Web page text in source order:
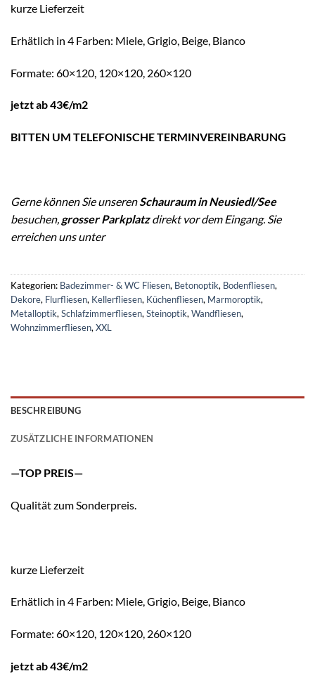
kurze Lieferzeit
Erhätlich in 4 Farben: Miele, Grigio, Beige, Bianco
Formate: 60×120, 120×120, 260×120
jetzt ab 43€/m2
BITTEN UM TELEFONISCHE TERMINVEREINBARUNG
Gerne können Sie unserenSchauraum in Neusiedl/See
besuchen, grosser Parkplatzdirekt vor dem Eingang. Sie
erreichen uns unter
Kategorien: Badezimmer- & WC Fliesen, Betonoptik, Bodenfliesen,
Dekore, Flurfliesen, Kellerfliesen, Küchenfliesen, Marmoroptik,
Metalloptik,Schlafzimmerfliesen,Steinoptik,Wandfliesen,
Wohnzimmerfliesen,XXL
BESCHREIBUNG
ZUSÄTZLICHE INFORMATIONEN
—TOP PREIS—
Qualität zum Sonderpreis.
kurze Lieferzeit
Erhätlich in 4 Farben: Miele, Grigio, Beige, Bianco
Formate: 60×120, 120×120, 260×120
jetzt ab 43€/m2